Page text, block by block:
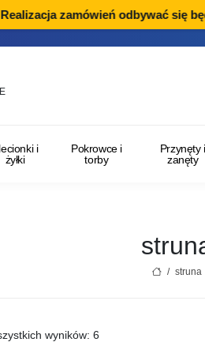
zamówień odbywać się
i
żyłki
Pokrowce i
torby
Przynęty i
zanęty
/ struna
wyników: 6